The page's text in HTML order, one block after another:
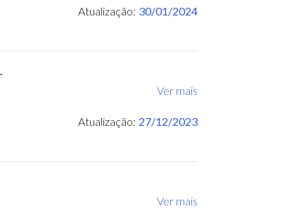
Atualização: 30/01/2024
Ver mais
Atualização: 27/12/2023
Ver mais